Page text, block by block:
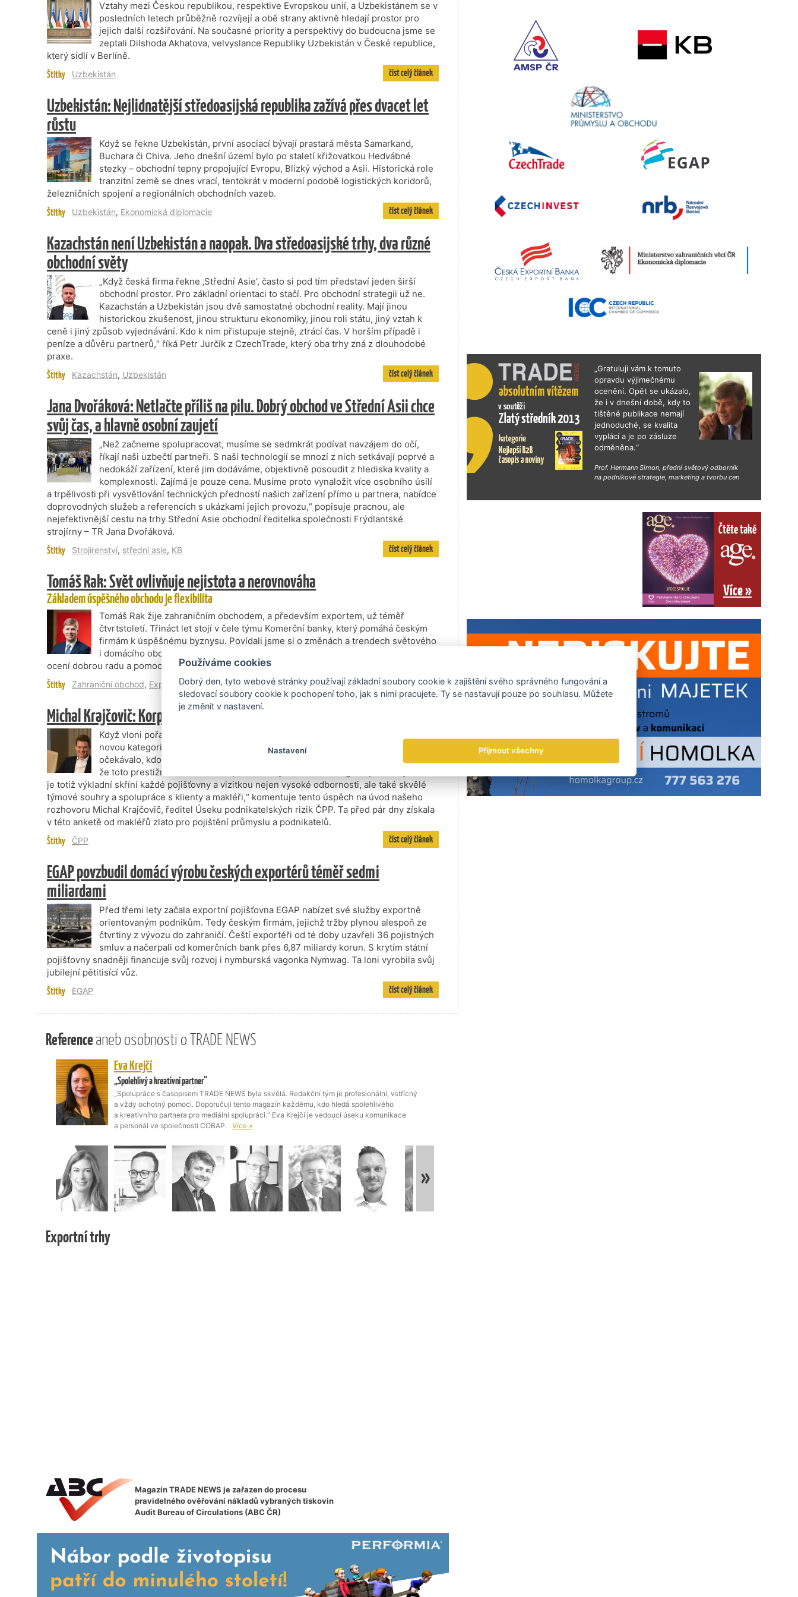
Vztahy mezi Českou republikou, respektive Evropskou unií, a Uzbekistánem se v
posledních letech průběžně rozvíjejí a obě strany aktivně hledají prostor pro
jejich další rozšiřování. Na současné priority a perspektivy do budoucna jsme se
zeptali Dilshoda Akhatova, velvyslance Republiky Uzbekistán v České republice,
který sídlí v Berlíně.
Štítky Uzbekistán číst celý článek
Uzbekistán: Nejlidnatější středoasijská republika zažívá přes dvacet let
růstu
Když se řekne Uzbekistán, první asociací bývají prastará města Samarkand,
Buchara či Chiva. Jeho dnešní území bylo po staletí křižovatkou Hedvábné
stezky – obchodní tepny propojující Evropu, Blízký východ a Asii. Historická role
tranzitní země se dnes vrací, tentokrát v moderní podobě logistických koridorů,
železničních spojení a regionálních obchodních vazeb.
Štítky Uzbekistán, Ekonomická diplomacie číst celý článek
Kazachstán není Uzbekistán a naopak. Dva středoasijské trhy, dva různé
obchodní světy
„Když česká firma řekne ‚Střední Asie‘, často si pod tím představí jeden širší
obchodní prostor. Pro základní orientaci to stačí. Pro obchodní strategii už ne.
Kazachstán a Uzbekistán jsou dvě samostatné obchodní reality. Mají jinou
historickou zkušenost, jinou strukturu ekonomiky, jinou roli státu, jiný vztah k
ceně i jiný způsob vyjednávání. Kdo k nim přistupuje stejně, ztrácí čas. V horším případě i
peníze a důvěru partnerů,“ říká Petr Jurčík z CzechTrade, který oba trhy zná z dlouhodobé
praxe.
Štítky Kazachstán, Uzbekistán číst celý článek
Jana Dvořáková: Netlačte příliš na pilu. Dobrý obchod ve Střední Asii chce
svůj čas, a hlavně osobní zaujetí
„Než začneme spolupracovat, musíme se sedmkrát podívat navzájem do očí,
říkají naši uzbečtí partneři. S naší technologií se mnozí z nich setkávají poprvé a
nedokáží zařízení, které jim dodáváme, objektivně posoudit z hlediska kvality a
komplexnosti. Zajímá je pouze cena. Musíme proto vynaložit více osobního úsilí
a trpělivosti při vysvětlování technických předností našich zařízení přímo u partnera, nabídce
doprovodných služeb a referencích s ukázkami jejich provozu,“ popisuje pracnou, ale
nejefektivnější cestu na trhy Střední Asie obchodní ředitelka společnosti Frýdlantské
strojírny – TR Jana Dvořáková.
Štítky Strojírenství, střední asie, KB číst celý článek
Tomáš Rak: Svět ovlivňuje nejistota a nerovnováha
Základem úspěšného obchodu je flexibilita
Tomáš Rak žije zahraničním obchodem, a především exportem, už téměř
čtvrtstoletí. Třináct let stojí v čele týmu Komerční banky, který pomáhá českým
firmám k úspěšnému byznysu. Povídali jsme si o změnách a trendech světového
i domácího obchodu, o tom, co nyní firmy na poli financování nejvíce řeší a kde
ocení dobrou radu a pomoc.
Štítky Zahraniční obchod, Export kb číst celý článek
Michal Krajčovič: Korporátní obchod bude i v době digitální o lidech
Když vloni pořadatelé ankety Pojišťovna roku po vzoru západních zemí vyhlásili
novou kategorii Tým upisovatelů roku, v pojistných kruzích se s napětím
očekávalo, kdo si historicky první titul v rámci Česka odnese. „Jsme hrdí na to,
že toto prestižní ocenění získal právě náš tým. Underwriting hospodářských rizik
je totiž výkladní skříní každé pojišťovny a vizitkou nejen vysoké odbornosti, ale také skvělé
týmové souhry a spolupráce s klienty a makléři,“ komentuje tento úspěch na úvod našeho
rozhovoru Michal Krajčovič, ředitel Úseku podnikatelských rizik ČPP. Ta před pár dny získala
v této anketě od makléřů zlato pro pojištění průmyslu a podnikatelů.
Štítky ČPP číst celý článek
EGAP povzbudil domácí výrobu českých exportérů téměř sedmi
miliardami
Před třemi lety začala exportní pojišťovna EGAP nabízet své služby exportně
orientovaným podnikům. Tedy českým firmám, jejichž tržby plynou alespoň ze
čtvrtiny z vývozu do zahraničí. Čeští exportéři od té doby uzavřeli 36 pojistných
smluv a načerpali od komerčních bank přes 6,87 miliardy korun. S krytím státní
pojišťovny snadněji financuje svůj rozvoj i nymburská vagonka Nymwag. Ta loni vyrobila svůj
jubilejní pětitisící vůz.
Štítky EGAP číst celý článek
Referenceaneb osobnosti o TRADE NEWS
Emily McLaughlin
„Děkujeme za možnost prezentace v titulu, který má prestiž”
„Jsem velmi vděčná magazínu TRADE NEWS za možnost rozhovoru a spolupráce s touto
prestižní publikací, která je jediným českým médiem s takto ucelenými informacemi
o Kanadě. Vážím si profesionální spolupráce redakce, promyšlených otázek a možnosti podělit
se o svůj pohled na kanadsko-české bilaterální vztahy s váženými čtenáři.“ Emily McLaughlin
Exportní trhy
Magazín TRADE NEWS je zařazen do procesu
pravidelného ověřování nákladů vybraných tiskovin
Audit Bureau of Circulations (ABC ČR)
„Gratuluji vám k tomuto
opravdu výjimečnému
ocenění. Opět se ukázalo,
že i v dnešní době, kdy to
tištěné publikace nemají
jednoduché, se kvalita
vyplácí a je po zásluze
odměněna.“
Prof. Hermann Simon, přední světový odborník
na podnikové strategie, marketing a tvorbu cen
Čtěte také
Více »
Používáme cookies
Dobrý den, tyto webové stránky používají základní soubory cookie k zajištění svého správného fungování a
sledovací soubory cookie k pochopení toho, jak s nimi pracujete. Ty se nastavují pouze po souhlasu. Můžete
je změnit v nastavení.
Nastavení Přijmout všechny